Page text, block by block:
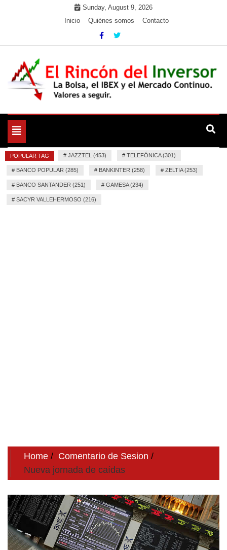
Sunday, August 9, 2026
Inicio
Quiénes somos Contacto
El Rincón del Inversor
Toggle
navigation
POPULAR TAG # JAZZTEL (453) # TELEFÓNICA (301)
# BANCO POPULAR (285) # BANKINTER (258) # ZELTIA (253)
# BANCO SANTANDER (251) # GAMESA (234)
# SACYR VALLEHERMOSO (216)
Home
Comentario de Sesion
Nueva jornada de caídas